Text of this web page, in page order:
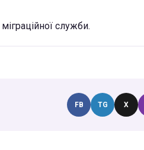
міграційної служби.
FB TG X